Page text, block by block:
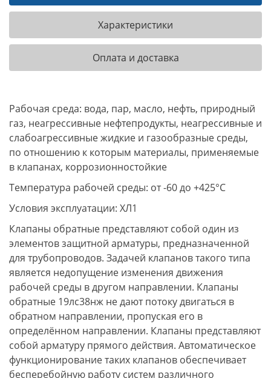
Характеристики
Оплата и доставка
Рабочая среда: вода, пар, масло, нефть, природный
газ, неагрессивные нефтепродукты, неагрессивные и
слабоагрессивные жидкие и газообразные среды,
по отношению к которым материалы, применяемые
в клапанах, коррозионностойкие
Температура рабочей среды: от -60 до +425°С
Условия эксплуатации: ХЛ1
Клапаны обратные представляют собой один из
элементов защитной арматуры, предназначенной
для трубопроводов. Задачей клапанов такого типа
является недопущение изменения движения
рабочей среды в другом направлении. Клапаны
обратные 19лс38нж не дают потоку двигаться в
обратном направлении, пропуская его в
определённом направлении. Клапаны представляют
собой арматуру прямого действия. Автоматическое
функционирование таких клапанов обеспечивает
бесперебойную работу систем различного